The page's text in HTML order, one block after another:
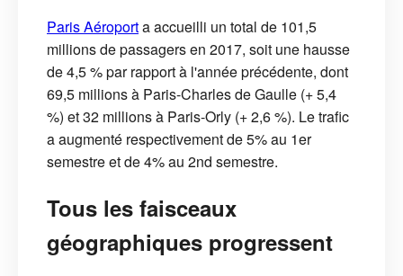
Paris Aéroporta accueilli un total de 101,5
millions de passagers en 2017, soit une hausse
de 4,5 % par rapport à l'année précédente, dont
69,5 millions à Paris-Charles de Gaulle (+ 5,4
%) et 32 millions à Paris-Orly (+ 2,6 %). Le trafic
a augmenté respectivement de 5% au 1er
semestre et de 4% au 2nd semestre.
Tous les faisceaux
géographiques progressent